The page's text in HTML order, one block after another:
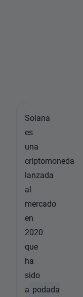
Solana
es
una
criptomoneda
lanzada
al
mercado
en
2020
que
ha
sido
a podada